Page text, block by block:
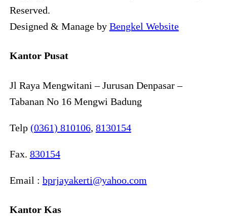
Reserved.
Designed & Manage by Bengkel Website
Kantor Pusat
Jl Raya Mengwitani – Jurusan Denpasar –
Tabanan No 16 Mengwi Badung
Telp (0361) 810106, 8130154
Fax. 830154
Email : bprjayakerti@yahoo.com
Kantor Kas